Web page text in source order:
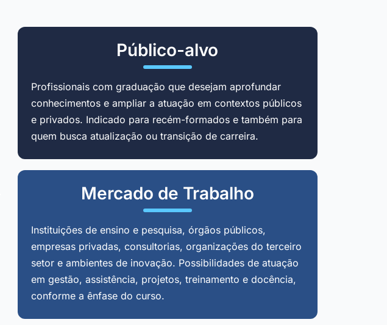
Público-alvo
Profissionais com graduação que desejam aprofundar
conhecimentos e ampliar a atuação em contextos públicos
e privados. Indicado para recém-formados e também para
quem busca atualização ou transição de carreira.
Mercado de Trabalho
Instituições de ensino e pesquisa, órgãos públicos,
empresas privadas, consultorias, organizações do terceiro
setor e ambientes de inovação. Possibilidades de atuação
em gestão, assistência, projetos, treinamento e docência,
conforme a ênfase do curso.